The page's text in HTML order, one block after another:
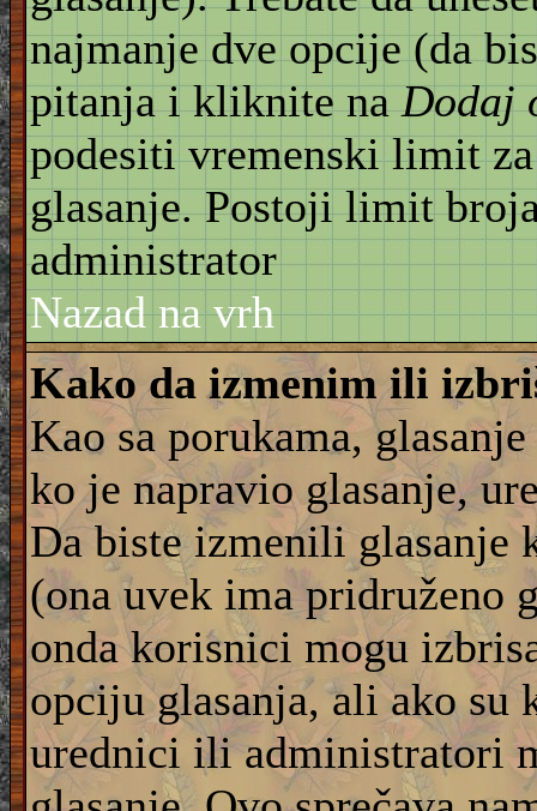
najmanje dve opcije (da
pitanja i kliknite naDodaj
podesiti vremenski limit
glasanje. Postoji limit
administrator
Nazad na vrh
Kako da izmenim ili
Kao sa porukama,
ko je napravio glasanje,
Da biste izmenili glasanje
(ona uvek ima pridruženo
onda korisnici mogu
opciju glasanja, ali ako su
urednici ili administratori